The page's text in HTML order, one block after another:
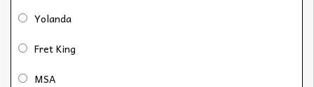
Yolanda
Fret King
MSA